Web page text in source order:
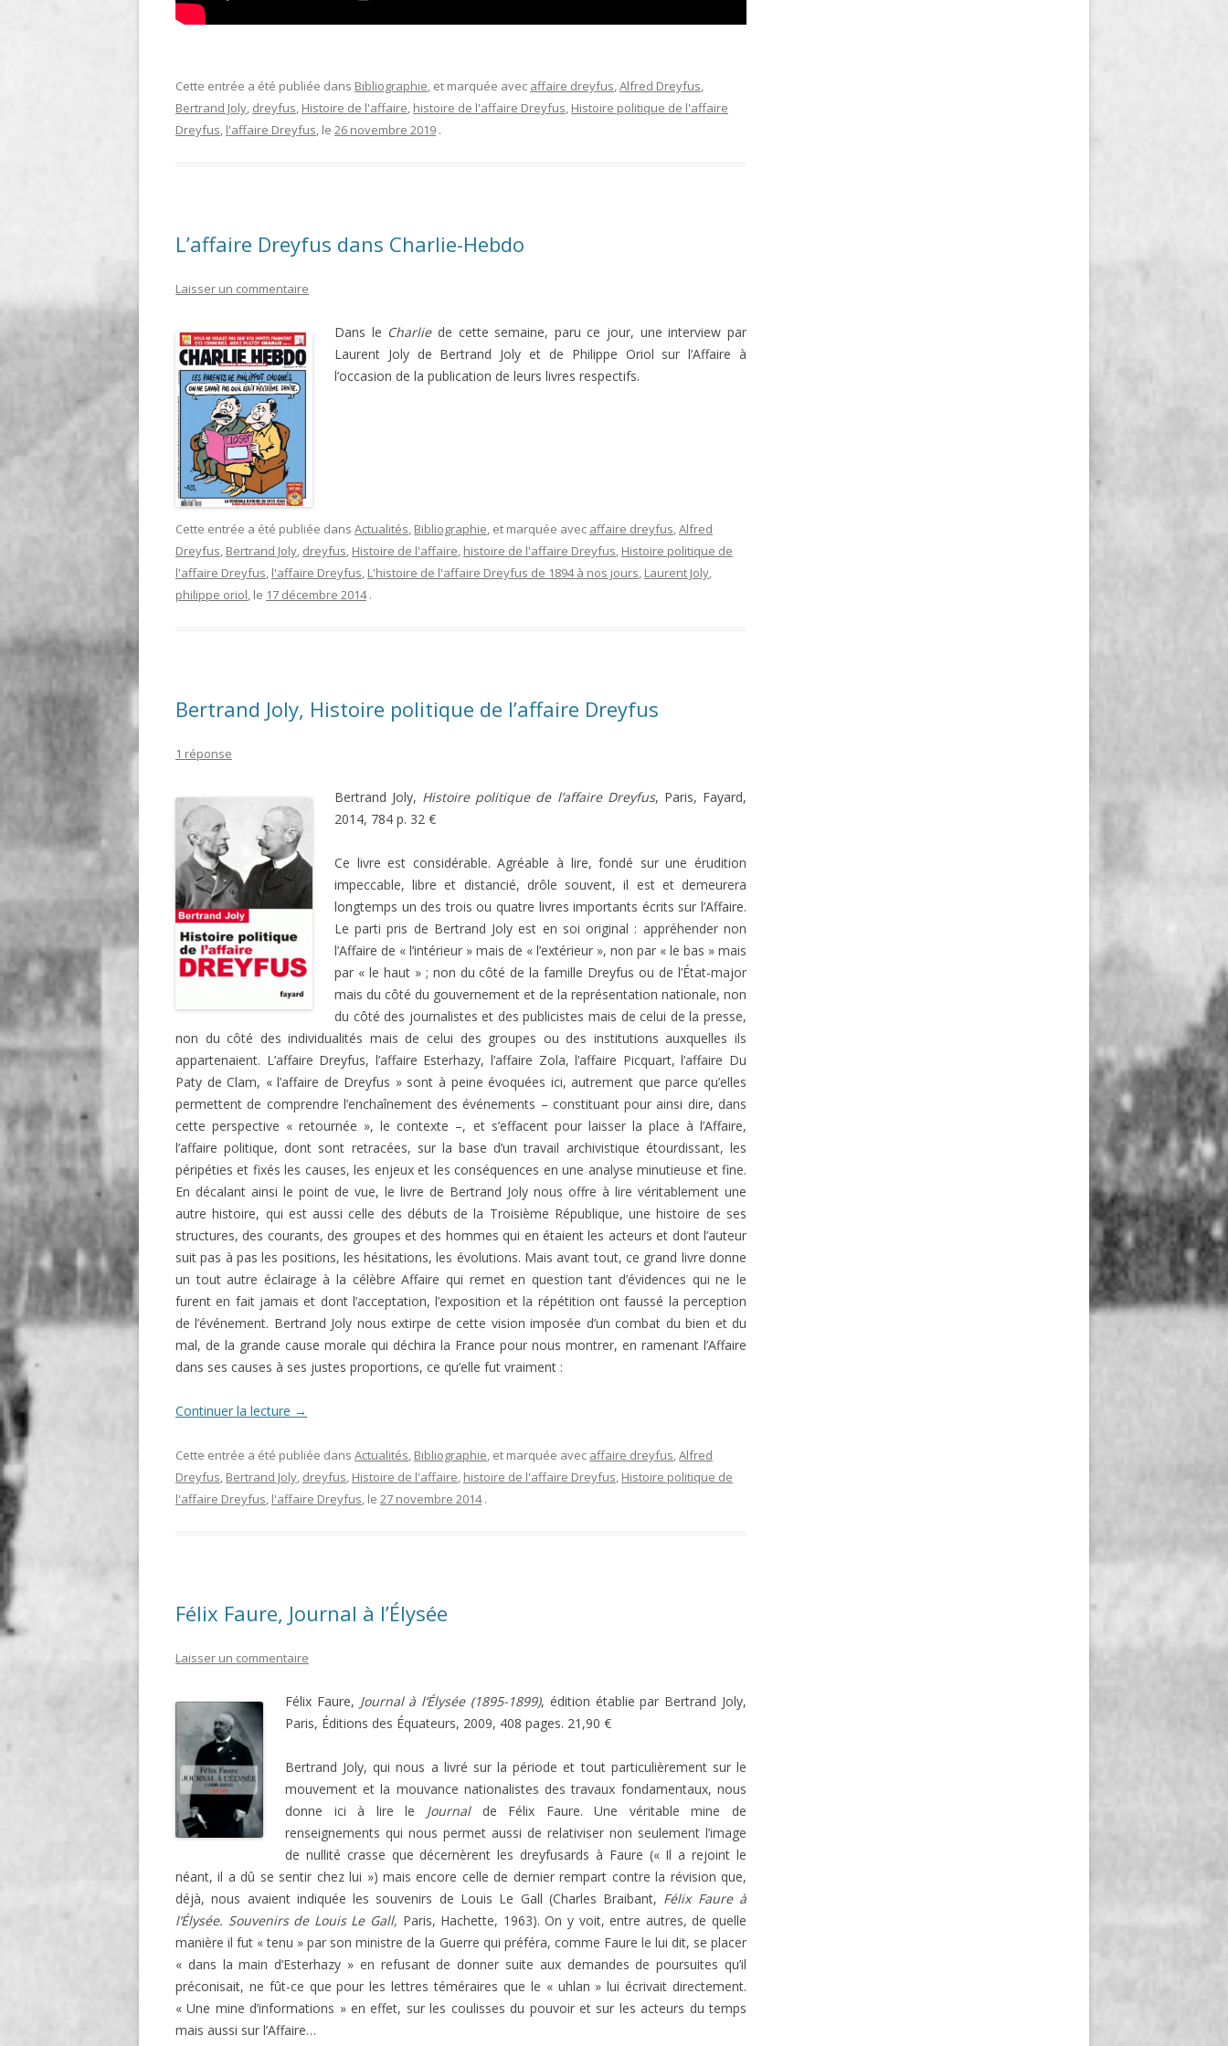
Cette entrée a été publiée dans Bibliographie, et marquée avec affaire dreyfus,Alfred Dreyfus,
Bertrand Joly, dreyfus, Histoire de l'affaire, histoire de l'affaire Dreyfus, Histoire politique de l'affaire
Dreyfus, l'affaire Dreyfus, le 26 novembre 2019 .
L’affaire Dreyfus dans Charlie-Hebdo
Laisser un commentaire
Dans le Charliede cette semaine, paru ce jour, une interview par
Laurent Joly de Bertrand Joly et de Philippe Oriol sur l’Affaire à
l’occasion de la publication de leurs livres respectifs.
Cette entrée a été publiée dans Actualités, Bibliographie, et marquée avec affaire dreyfus,Alfred
Dreyfus, Bertrand Joly, dreyfus, Histoire de l'affaire, histoire de l'affaire Dreyfus, Histoire politique de
l'affaire Dreyfus, l'affaire Dreyfus, L'histoire de l'affaire Dreyfus de 1894 à nos jours, Laurent Joly,
philippe oriol, le 17 décembre 2014 .
Bertrand Joly, Histoire politique de l’affaire Dreyfus
1 réponse
Bertrand Joly, Histoire politique de l’affaire Dreyfus, Paris, Fayard,
2014, 784 p. 32 €
Ce livre est considérable. Agréable à lire, fondé sur une érudition
impeccable, libre et distancié, drôle souvent, il est et demeurera
longtemps un des trois ou quatre livres importants écrits sur l’Affaire.
Le parti pris de Bertrand Joly est en soi original : appréhender non
l’Affaire de « l’intérieur » mais de « l’extérieur », non par « le bas » mais
par « le haut » ; non du côté de la famille Dreyfus ou de l’État-major
mais du côté du gouvernement et de la représentation nationale, non
du côté des journalistes et des publicistes mais de celui de la presse,
non du côté des individualités mais de celui des groupes ou des institutions auxquelles ils
appartenaient. L’affaire Dreyfus, l’affaire Esterhazy, l’affaire Zola, l’affaire Picquart, l’affaire Du
Paty de Clam, « l’affaire de Dreyfus » sont à peine évoquées ici, autrement que parce qu’elles
permettent de comprendre l’enchaînement des événements – constituant pour ainsi dire, dans
cette perspective « retournée », le contexte –, et s’effacent pour laisser la place à l’Affaire,
l’affaire politique, dont sont retracées, sur la base d’un travail archivistique étourdissant, les
péripéties et fixés les causes, les enjeux et les conséquences en une analyse minutieuse et fine.
En décalant ainsi le point de vue, le livre de Bertrand Joly nous offre à lire véritablement une
autre histoire, qui est aussi celle des débuts de la Troisième République, une histoire de ses
structures, des courants, des groupes et des hommes qui en étaient les acteurs et dont l’auteur
suit pas à pas les positions, les hésitations, les évolutions. Mais avant tout, ce grand livre donne
un tout autre éclairage à la célèbre Affaire qui remet en question tant d’évidences qui ne le
furent en fait jamais et dont l’acceptation, l’exposition et la répétition ont faussé la perception
de l’événement. Bertrand Joly nous extirpe de cette vision imposée d’un combat du bien et du
mal, de la grande cause morale qui déchira la France pour nous montrer, en ramenant l’Affaire
dans ses causes à ses justes proportions, ce qu’elle fut vraiment :
Continuer la lecture →
Cette entrée a été publiée dans Actualités, Bibliographie, et marquée avec affaire dreyfus,Alfred
Dreyfus, Bertrand Joly, dreyfus, Histoire de l'affaire, histoire de l'affaire Dreyfus, Histoire politique de
l'affaire Dreyfus, l'affaire Dreyfus, le 27 novembre 2014 .
Félix Faure, Journal à l’Élysée
Laisser un commentaire
Félix Faure, Journal à l’Élysée (1895-1899), édition établie par Bertrand Joly,
Paris, Éditions des Équateurs, 2009, 408 pages. 21,90 €
Bertrand Joly, qui nous a livré sur la période et tout particulièrement sur le
mouvement et la mouvance nationalistes des travaux fondamentaux, nous
donne ici à lire le Journalde Félix Faure. Une véritable mine de
renseignements qui nous permet aussi de relativiser non seulement l’image
de nullité crasse que décernèrent les dreyfusards à Faure (« Il a rejoint le
néant, il a dû se sentir chez lui ») mais encore celle de dernier rempart contre la révision que,
déjà, nous avaient indiquée les souvenirs de Louis Le Gall (Charles Braibant, Félix Faure à
l’Élysée. Souvenirs de Louis Le Gall, Paris, Hachette, 1963). On y voit, entre autres, de quelle
manière il fut « tenu » par son ministre de la Guerre qui préféra, comme Faure le lui dit, se placer
« dans la main d’Esterhazy » en refusant de donner suite aux demandes de poursuites qu’il
préconisait, ne fût-ce que pour les lettres téméraires que le « uhlan » lui écrivait directement.
« Une mine d’informations » en effet, sur les coulisses du pouvoir et sur les acteurs du temps
mais aussi sur l’Affaire…